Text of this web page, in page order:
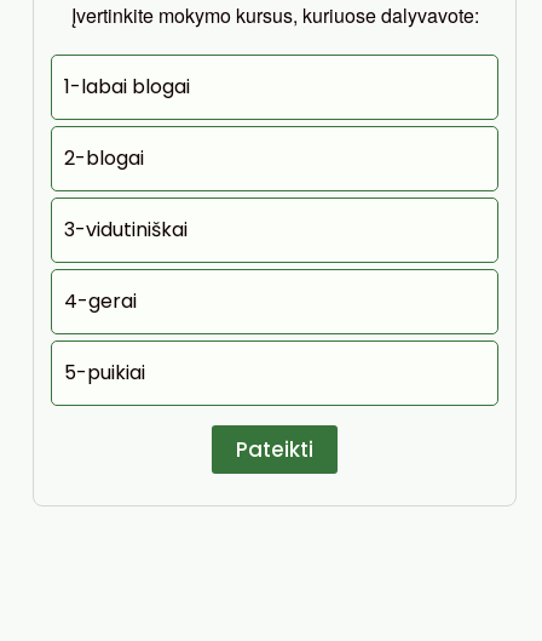
Įvertinkite mokymo kursus, kuriuose dalyvavote:
1-labai blogai
2-blogai
3-vidutiniškai
4-gerai
5-puikiai